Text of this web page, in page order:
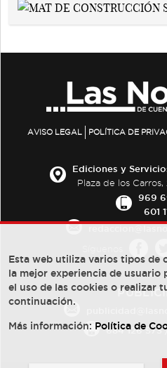
AVISO LEGAL POLÍTICA DE
Ediciones y
Plaza de los Carros,
969
601
684 126 573
Esta web utiliza varios tipos de
la mejor experiencia de usuario
el uso de las cookies o realizar
continuación.
Más información: Política de